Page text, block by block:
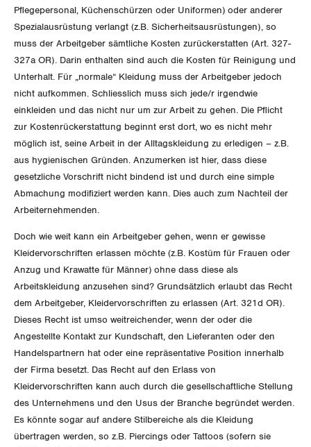
Überbrückungsleistung
Ergänzungsleistungen
Invalidenversicherung
Unfallversicherung
Gesundheit
Gleichstellung von Frauen und Männern
Gleichstellung von LGBTI
BILDUNG & JUGEND
MIGRATION
GEWERKSCHAFTSPOLITIK
International
Schweiz
SERVICE
GEWERKSCHAFTSMITGLIED WERDEN
LOHNRECHNER
WEITERBILDUNG
NEWSLETTER
BROSCHÜREN/BÜCHER
Bestellformular
DER SGB
GREMIEN
Vorstand
Präsidialausschuss
Feministische Kommission
Jugendkommission
Migrationskommission
ZENTRALSEKRETARIAT
KANTONALE BÜNDE
Aargau
Beide Basel
Bern
ANGESCHLOSSENE VERBÄNDE
OFFENE STELLEN
AGENDA
Medien
Publikationen
Artikel
Medienmitteilungen
Dossier
Vernehmlassungen
Bücher/Broschüren
Blog Daniel Lampart
Der Europa-Blog
Kontakt
Pflegepersonal, Küchenschürzen oder Uniformen) oder anderer
Spezialausrüstung verlangt (z.B. Sicherheitsausrüstungen), so
muss der Arbeitgeber sämtliche Kosten zurückerstatten (Art. 327-
327a OR). Darin enthalten sind auch die Kosten für Reinigung und
Unterhalt. Für „normale“ Kleidung muss der Arbeitgeber jedoch
nicht aufkommen. Schliesslich muss sich jede/r irgendwie
einkleiden und das nicht nur um zur Arbeit zu gehen. Die Pflicht
zur Kostenrückerstattung beginnt erst dort, wo es nicht mehr
möglich ist, seine Arbeit in der Alltagskleidung zu erledigen – z.B.
aus hygienischen Gründen. Anzumerken ist hier, dass diese
gesetzliche Vorschrift nicht bindend ist und durch eine simple
Abmachung modifiziert werden kann. Dies auch zum Nachteil der
Arbeiternehmenden.
Doch wie weit kann ein Arbeitgeber gehen, wenn er gewisse
Kleidervorschriften erlassen möchte (z.B. Kostüm für Frauen oder
Anzug und Krawatte für Männer) ohne dass diese als
Arbeitskleidung anzusehen sind? Grundsätzlich erlaubt das Recht
dem Arbeitgeber, Kleidervorschriften zu erlassen (Art. 321d OR).
Dieses Recht ist umso weitreichender, wenn der oder die
Angestellte Kontakt zur Kundschaft, den Lieferanten oder den
Handelspartnern hat oder eine repräsentative Position innerhalb
der Firma besetzt. Das Recht auf den Erlass von
Kleidervorschriften kann auch durch die gesellschaftliche Stellung
des Unternehmens und den Usus der Branche begründet werden.
Es könnte sogar auf andere Stilbereiche als die Kleidung
übertragen werden, so z.B. Piercings oder Tattoos (sofern sie